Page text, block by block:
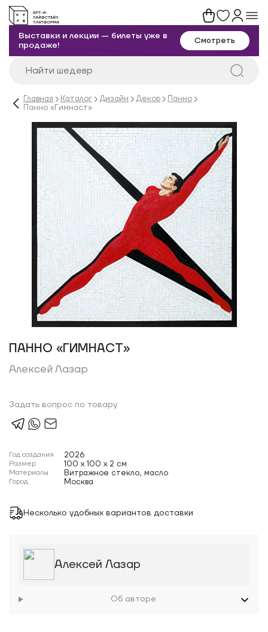
Выставки и лекции — билеты уже в
продаже!
Смотреть
Главная Каталог Дизайн Декор
Панно
Панно «Гимнаст»
ПАННО «ГИМНАСТ»
Алексей Лазар
Задать вопрос по товару
Год создания 2026
Размер 100 x 100 x 2 см
Материалы Витражное стекло, масло
Город Москва
Несколько удобных вариантов доставки
Алексей Лазар
Об авторе